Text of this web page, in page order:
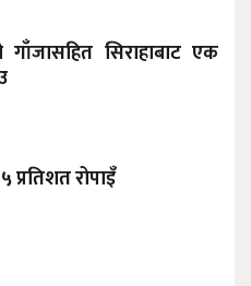
सिराहाबाट एक
रोपाइँ